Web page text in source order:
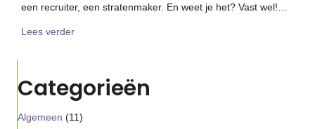
een recruiter, een stratenmaker. En weet je het? Vast wel!…
Lees verderabout Heb jij al een duidelijke identiteit om maximaal
Categorieën
Algemeen (11)